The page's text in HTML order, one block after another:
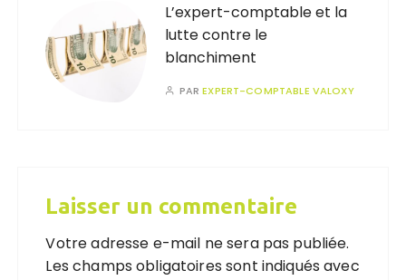
L’expert-comptable et la
lutte contre le
blanchiment
PAREXPERT-COMPTABLE VALOXY
Laisser un commentaire
Votre adresse e-mail ne sera pas publiée.
Les champs obligatoires sont indiqués avec